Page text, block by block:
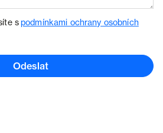
spodmínkami ochrany osobních
Odeslat